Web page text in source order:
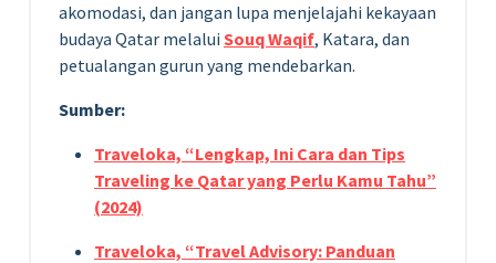
akomodasi, dan jangan lupa menjelajahi kekayaan
budaya Qatar melalui Souq Waqif, Katara, dan
petualangan gurun yang mendebarkan.
Sumber:
Traveloka, “Lengkap, Ini Cara dan Tips
Traveling ke Qatar yang Perlu Kamu Tahu”
(2024)
Traveloka, “Travel Advisory: Panduan